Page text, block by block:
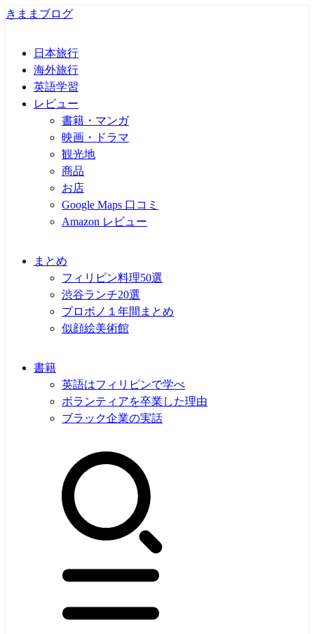
きままブログ
日本旅行
海外旅行
英語学習
レビュー
書籍・マンガ
映画・ドラマ
観光地
商品
お店
Google Maps 口コミ
Amazon レビュー
まとめ
フィリピン料理50選
渋谷ランチ20選
プロボノ１年間まとめ
似顔絵美術館
書籍
英語はフィリピンで学べ
ボランティアを卒業した理由
ブラック企業の実話